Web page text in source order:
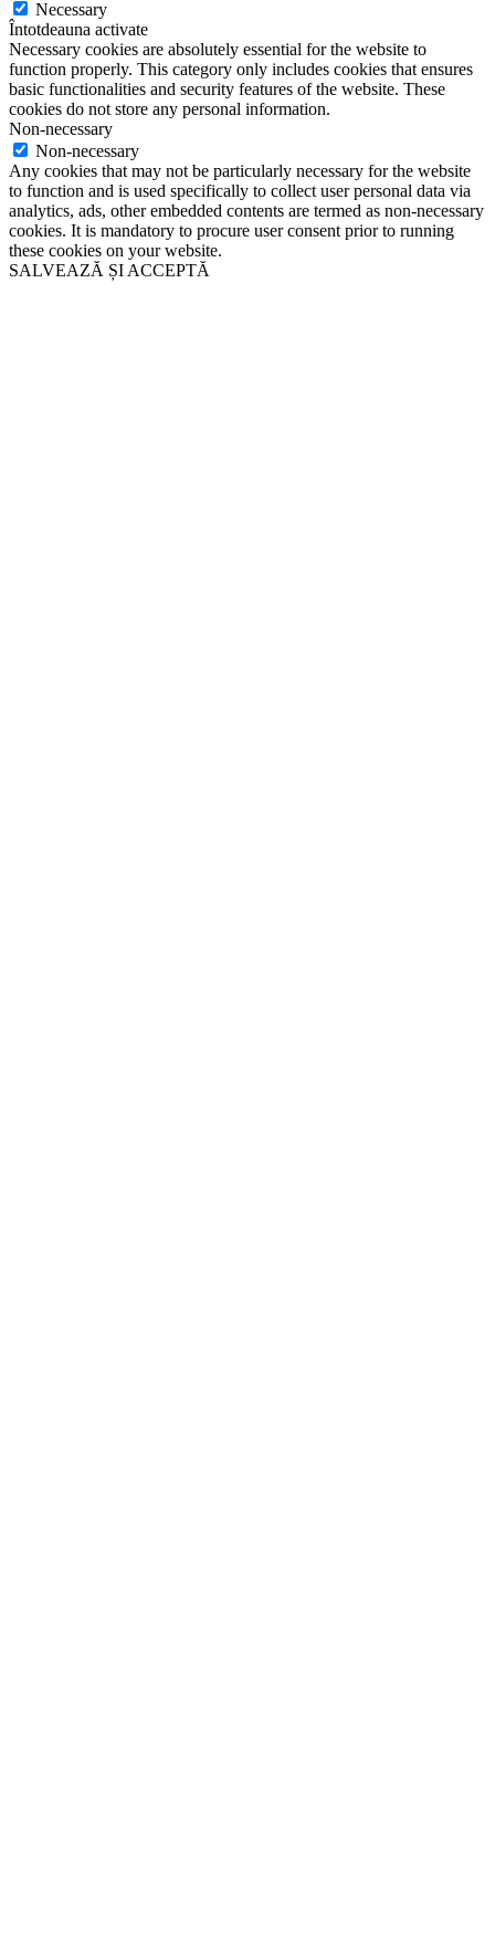
Necessary
Întotdeauna activate
Necessary cookies are absolutely essential for the website to
function properly. This category only includes cookies that ensures
basic functionalities and security features of the website. These
cookies do not store any personal information.
Non-necessary
Non-necessary
Any cookies that may not be particularly necessary for the website
to function and is used specifically to collect user personal data via
analytics, ads, other embedded contents are termed as non-necessary
cookies. It is mandatory to procure user consent prior to running
these cookies on your website.
SALVEAZĂ ȘI ACCEPTĂ